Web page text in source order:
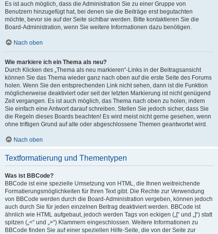
Es ist auch möglich, dass die Administration Sie zu einer Gruppe von
Benutzern hinzugefügt hat, bei denen sie die Beiträge erst begutachten
möchte, bevor sie auf der Seite sichtbar werden. Bitte kontaktieren Sie die
Board-Administration, wenn Sie weitere Informationen dazu benötigen.
Nach oben
Wie markiere ich ein Thema als neu?
Durch Klicken des „Thema als neu markieren“-Links in der Beitragsansicht
können Sie das Thema wieder ganz nach oben auf die erste Seite des Forums
holen. Wenn Sie den entsprechenden Link nicht sehen, dann ist die Funktion
möglicherweise deaktiviert oder seit der letzten Markierung ist nicht genügend
Zeit vergangen. Es ist auch möglich, das Thema nach oben zu holen, indem
Sie einfach eine Antwort darauf schreiben. Stellen Sie jedoch sicher, dass Sie
die Regeln dieses Boards beachten! Es wird meist nicht gerne gesehen, wenn
ohne triftigen Grund auf alte oder abgeschlossene Themen geantwortet wird.
Nach oben
Textformatierung und Thementypen
Was ist BBCode?
BBCode ist eine spezielle Umsetzung von HTML, die Ihnen weitreichende
Formatierungsmöglichkeiten für Ihren Text gibt. Die Rechte zur Verwendung
von BBCode werden durch die Board-Administration vergeben, können jedoch
auch durch Sie für jeden einzelnen Beitrag deaktiviert werden. BBCode ist
ähnlich wie HTML aufgebaut, jedoch werden Tags von eckigen („[“ und „]“) statt
spitzen („<“ und „>“) Klammern eingeschlossen. Weitere Informationen zu
BBCode finden Sie auf einer speziellen Hilfe-Seite, die von der Seite zur